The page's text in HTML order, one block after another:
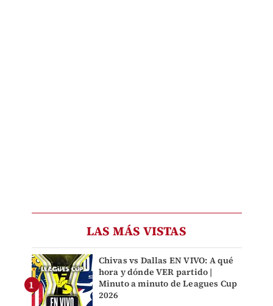
LAS MÁS VISTAS
Chivas vs Dallas EN VIVO: A qué
hora y dónde VER partido |
Minuto a minuto de Leagues Cup
2026